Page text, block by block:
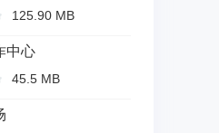
125.90 MB
中心
45.5 MB